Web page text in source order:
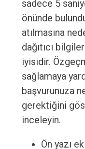
sadece 5
önünde
atılmasına
dağıtıcı
iyisidir.
sağlamaya
başvurunuza
gerektiğini
inceleyin.
Ön yazı